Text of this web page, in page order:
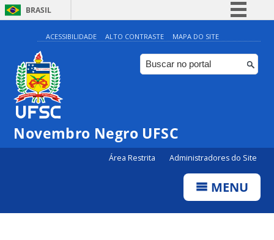
BRASIL
Simplifique!
Comunica BR
Participe
ACESSIBILIDADE ALTO CONTRASTE MAPA DO SITE
Novembro Negro UFSC
Área Restrita Administradores do Site
MENU